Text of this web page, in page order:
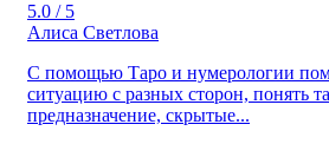
5.0 / 5
Алиса Светлова
C помощью Таро и нумерологии
ситуацию с разных сторон, понять
предназначение, скрытые...